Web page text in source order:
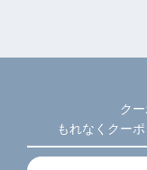
ク
もれなくクー